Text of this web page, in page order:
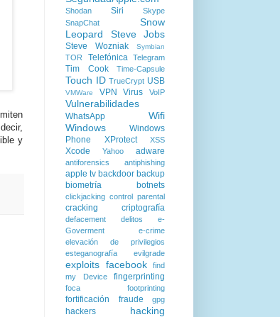
y
Shodan Siri
Skype
SnapChat
Snow
Leopard
Steve Jobs
Steve Wozniak Symbian
TOR Telefónica Telegram
Tim Cook Time-Capsule
Touch ID TrueCrypt USB
VMWare VPN Virus VoIP
Vulnerabilidades
WhatsApp
Wifi
Windows
Windows
Phone
XProtect XSS
Xcode Yahoo adware
antiforensics antiphishing
apple tv backdoor backup
biometría
botnets
clickjacking control parental
cracking criptografía
defacement delitos
e-
Goverment
e-crime
elevación de privilegios
esteganografía
evilgrade
exploits facebook
find
my Device
fingerprinting
foca footprinting
fortificación fraude gpg
hackers hacking